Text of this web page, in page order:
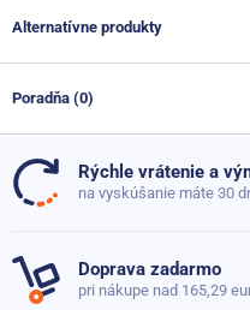
Výrobca
Farba
Materiál
Priemer
Hmotnosť
Alternatívne produkty
24,50 €
Poradňa (0)
Doteraz neboli pridané
Položiť dotaz
Rýchle vrátenie a
na vyskúšanie máte 30
Doprava zadarmo
pri nákupe nad 165,29